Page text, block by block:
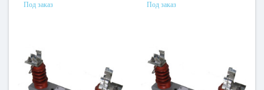
Под заказ
1P
Под заказ
1P